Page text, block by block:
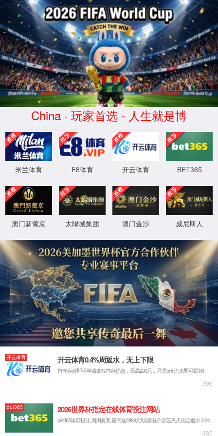
位置：首页-大学文化-工大地图
大学文化
校本部
北京市朝阳区平乐园100号
通州校区
北京市通州区潞苑南大街89号
管庄校区
北京市朝阳区管庄西里20号
琉璃井校区
北京市东城区永外琉璃井路41号
惠新东街
北京市朝阳区惠新东街8号
校友总会 教育基金会 工大附中
版权所有 © 4008云顶国际集团 COPYRIGHT © BEIJING UNIVERSITY
OF TECHNOLOGY
京公网安备：110402430086 ICP备案：京ICP备14043795号-2